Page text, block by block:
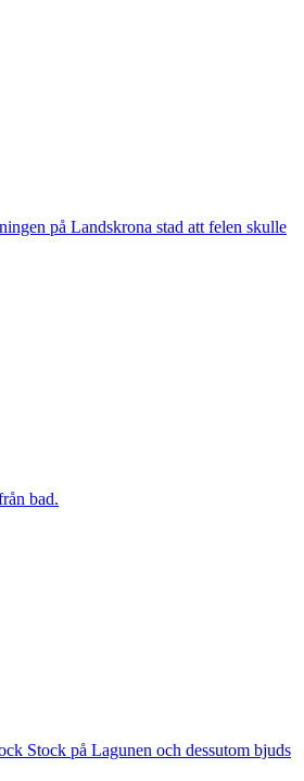
på Landskrona stad att felen skulle
bad.
Stock på Lagunen och dessutom bjuds